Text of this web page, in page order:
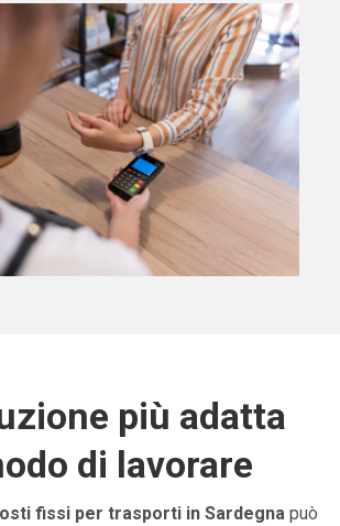
più adatta
di lavorare
fissi per trasporti in Sardegna può